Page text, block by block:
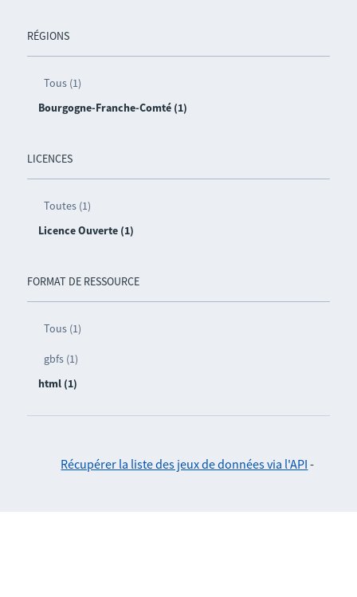
RÉGIONS
Tous (1)
Bourgogne-Franche-Comté (1)
LICENCES
Toutes (1)
Licence Ouverte (1)
FORMAT DE RESSOURCE
Tous (1)
gbfs (1)
html (1)
Récupérer la liste des jeux de données via l'API -